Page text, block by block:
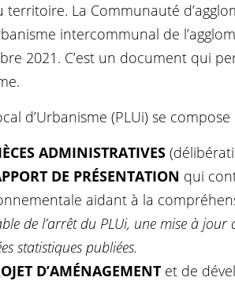
territoire. La Communauté
intercommunal de
2021. C’est un document qui
d’Urbanisme (PLUi) se
ADMINISTRATIVES
DE PRÉSENTATION qui
aidant à la
de l’arrêt du PLUi, une mise à
statistiques publiées.
D’AMÉNAGEMENT et de